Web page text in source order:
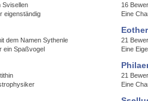
Svisellen
eigenständig
16
Eine
dem Namen Sythenle
ein Spaßvogel
21
Eine
21
Eine